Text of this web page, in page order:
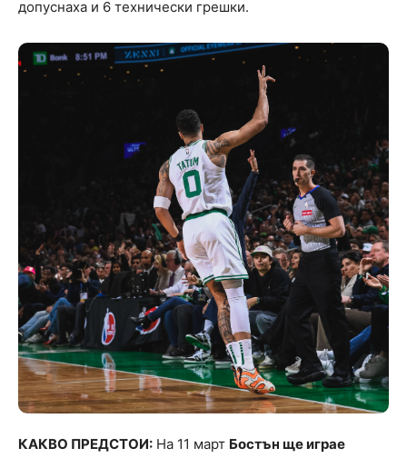
допуснаха и 6 технически грешки.
КАКВО ПРЕДСТОИ: На 11 март Бостън ще играе